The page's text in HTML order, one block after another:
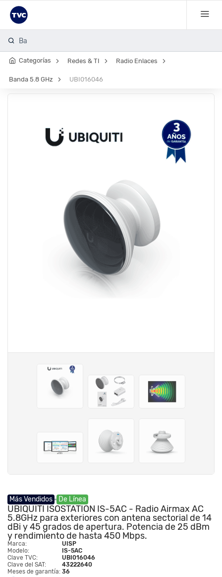
Bala 108
Categorías Redes & TI Radio Enlaces
Banda 5.8 GHz UBI016046
Más Vendidos De Línea
UBIQUITI ISOSTATION IS-5AC - Radio Airmax AC
5.8GHz para exteriores con antena sectorial de 14
dBi y 45 grados de apertura. Potencia de 25 dBm
y rendimiento de hasta 450 Mbps.
Marca:
UISP
Modelo:
IS-5AC
Clave TVC:
UBI016046
Clave del SAT:
43222640
Meses de garantía: 36